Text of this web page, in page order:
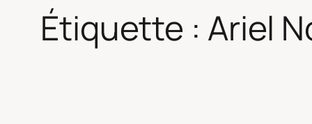
Étiquette : Ariel